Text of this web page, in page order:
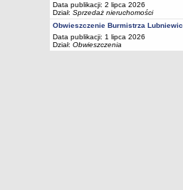
Data publikacji: 2 lipca 2026
Dział: Sprzedaż nieruchomości
Obwieszczenie Burmistrza Lubniewic
Data publikacji: 1 lipca 2026
Dział: Obwieszczenia